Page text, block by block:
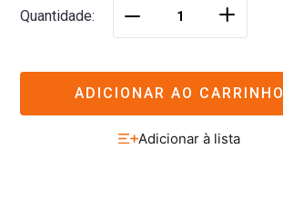
Quantidade ＋
ADICIONAR AO CARRINHO